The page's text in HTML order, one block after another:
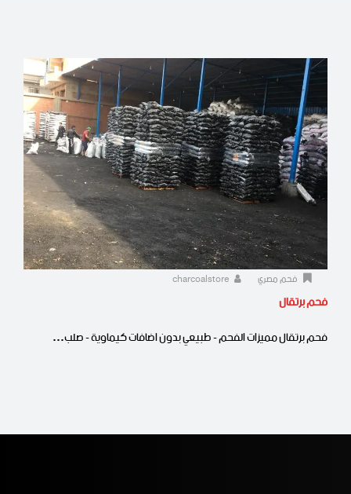
فحم مصري
فحم برتقال
فحم برتقال مميزات الفحم - طبيعي بدون اضافات كيماوية - صلب…